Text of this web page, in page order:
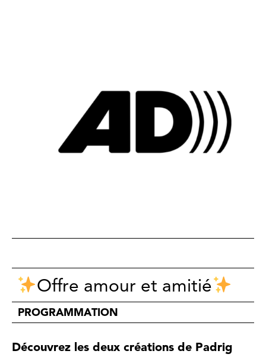
Offre amour et amitié
PROGRAMMATION
Découvrez les deux créations de Padrig